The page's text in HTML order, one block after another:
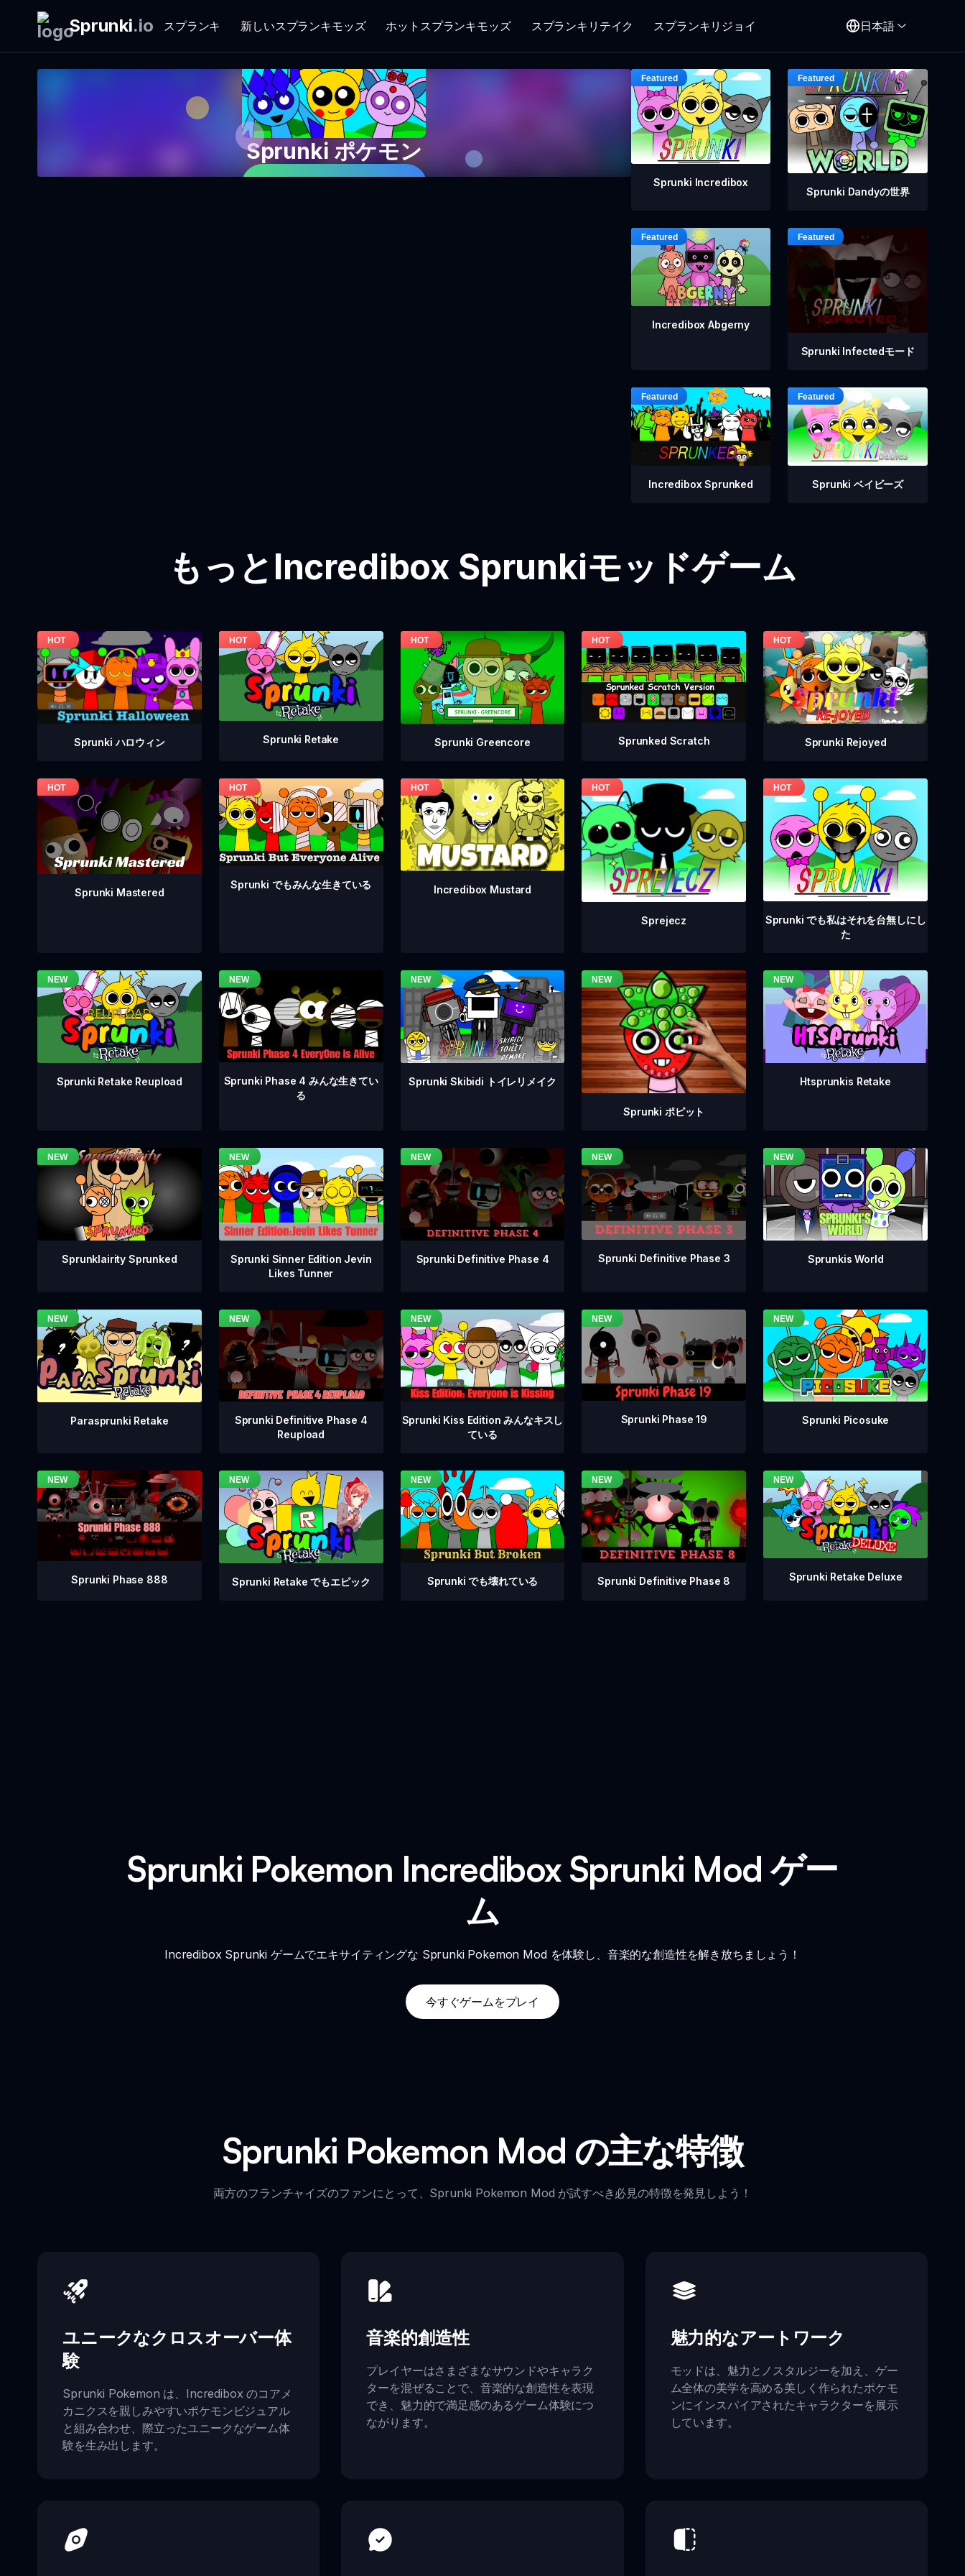
Sprunki.io スプランキ 新しいスプランキモッズ ホットスプランキモッズ スプランキリテイク スプランキリジョイ 日本語
Sprunki ポケモン
Sprunki Incredibox
Sprunki Dandyの世界
Incredibox Abgerny
Sprunki Infectedモード
Incredibox Sprunked Sprunki ベイビーズ
もっとIncredibox Sprunkiモッドゲーム
Sprunki ハロウィン Sprunki Retake Sprunki Greencore Sprunked Scratch Sprunki Rejoyed
Sprunki Mastered
Sprunki でもみんな生きている Incredibox Mustard
Sprejecz
Sprunki でも私はそれを台無しにし
た
Sprunki Retake Reupload
Sprunki Phase 4 みんな生きてい
る
Sprunki Skibidi トイレリメイク
Sprunki ポピット
Htsprunkis Retake
Sprunklairity Sprunked
Sprunki Sinner Edition Jevin
Likes Tunner
Sprunki Definitive Phase 4 Sprunki Definitive Phase 3 Sprunkis World
Parasprunki Retake
Sprunki Definitive Phase 4
Reupload
Sprunki Kiss Edition みんなキスし
ている
Sprunki Phase 19 Sprunki Picosuke
Sprunki Phase 888 Sprunki Retake でもエピック Sprunki でも壊れている Sprunki Definitive Phase 8 Sprunki Retake Deluxe
Sprunki Pokemon Incredibox Sprunki Mod ゲー
ム
Incredibox Sprunki ゲームでエキサイティングな Sprunki Pokemon Mod を体験し、音楽的な創造性を解き放ちましょう！
今すぐゲームをプレイ
Sprunki Pokemon Mod の主な特徴
両方のフランチャイズのファンにとって、Sprunki Pokemon Mod が試すべき必見の特徴を発見しよう！
ユニークなクロスオーバー体
験
Sprunki Pokemon は、Incredibox のコアメ
カニクスを親しみやすいポケモンビジュアル
と組み合わせ、際立ったユニークなゲーム体
験を生み出します。
音楽的創造性
プレイヤーはさまざまなサウンドやキャラク
ターを混ぜることで、音楽的な創造性を表現
でき、魅力的で満足感のあるゲーム体験につ
ながります。
魅力的なアートワーク
モッドは、魅力とノスタルジーを加え、ゲー
ム全体の美学を高める美しく作られたポケモ
ンにインスパイアされたキャラクターを展示
しています。